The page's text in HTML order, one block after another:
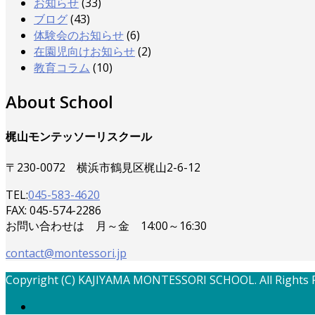
お知らせ(33)
ブログ(43)
体験会のお知らせ(6)
在園児向けお知らせ(2)
教育コラム (10)
About School
梶山モンテッソーリスクール
〒230-0072 横浜市鶴見区梶山2-6-12
TEL:045-583-4620
FAX: 045-574-2286
お問い合わせは 月～金 14:00～16:30
contact@montessori.jp
Copyright (C) KAJIYAMA MONTESSORI SCHOOL. All Rights